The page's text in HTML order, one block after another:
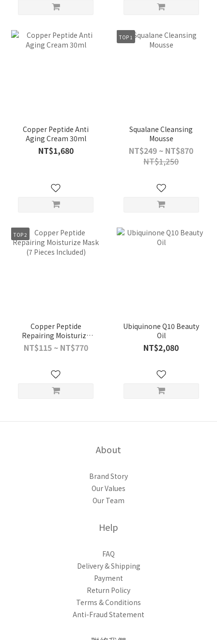
Copper Peptide Anti
Aging Cream 30ml
NT$1,680
TOP 1
Squalane Cleansing
Mousse
NT$249 ~ NT$870
NT$1,250
TOP 2
Copper Peptide
Repairing Moisturize
Mask (7 Pieces Included)
NT$115 ~ NT$770
Ubiquinone Q10 Beauty
Oil
NT$2,080
About
Brand Story
Our Values
Our Team
Help
FAQ
Delivery & Shipping
Payment
Return Policy
Terms & Conditions
Anti-Fraud Statement